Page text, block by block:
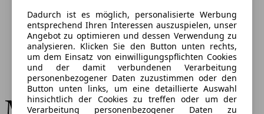
Dadurch ist es möglich, personalisierte Werbung
entsprechend Ihren Interessen auszuspielen, unser
Angebot zu optimieren und dessen Verwendung zu
analysieren. Klicken Sie den Button unten rechts,
um dem Einsatz von einwilligungspflichten Cookies
und der damit verbundenen Verarbeitung
personenbezogener Daten zuzustimmen oder den
Button unten links, um eine detaillierte Auswahl
hinsichtlich der Cookies zu treffen oder um der
Verarbeitung personenbezogener Daten zu